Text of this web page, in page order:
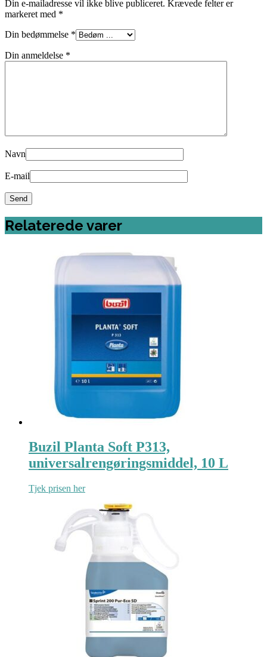
Din e-mailadresse vil ikke blive publiceret. Krævede felter er
markeret med *
Din bedømmelse *
Din anmeldelse *
Navn
E-mail
Relaterede varer
Buzil Planta Soft P313,
universalrengøringsmiddel, 10 L
Tjek prisen her